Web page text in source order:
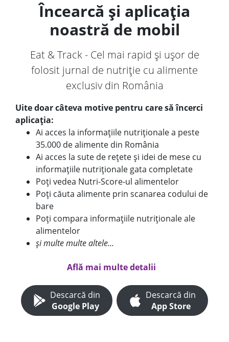
Încearcă și aplicația
noastră de mobil
Eat & Track - Cel mai rapid și ușor de
folosit jurnal de nutriție cu alimente
exclusiv din România
Uite doar câteva motive pentru care să încerci
aplicația:
Ai acces la informațiile nutriționale a peste
35.000 de alimente din România
Ai acces la sute de rețete și idei de mese cu
informațiile nutriționale gata completate
Poți vedea Nutri-Score-ul alimentelor
Poți căuta alimente prin scanarea codului de
bare
Poți compara informațiile nutriționale ale
alimentelor
și multe multe altele...
Află mai multe detalii
Descarcă din
Google Play
Descarcă din
App Store